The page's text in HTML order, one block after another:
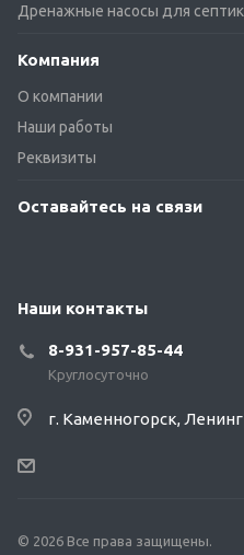
Дренажные насосы для
Компания
О компании
Наши работы
Реквизиты
Оставайтесь на связи
Наши контакты
8-931-957-85-44
Круглосуточно
г. Каменногорск,
© 2026 Все права защищены.